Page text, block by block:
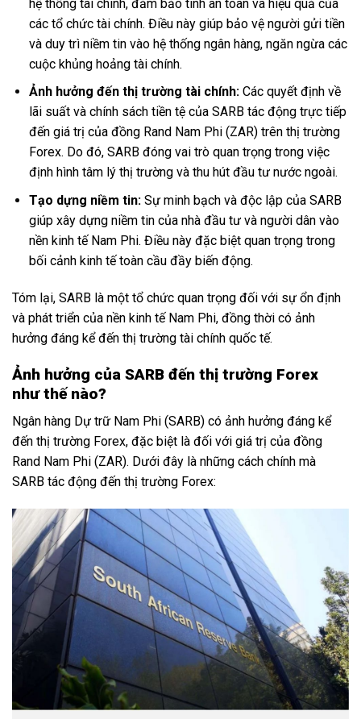
hệ thống tài chính, đảm bảo tính an toàn và hiệu quả của
các tổ chức tài chính. Điều này giúp bảo vệ người gửi tiền
và duy trì niềm tin vào hệ thống ngân hàng, ngăn ngừa các
cuộc khủng hoảng tài chính.
Ảnh hưởng đến thị trường tài chính: Các quyết định về
lãi suất và chính sách tiền tệ của SARB tác động trực tiếp
đến giá trị của đồng Rand Nam Phi (ZAR) trên thị trường
Forex. Do đó, SARB đóng vai trò quan trọng trong việc
định hình tâm lý thị trường và thu hút đầu tư nước ngoài.
Tạo dựng niềm tin: Sự minh bạch và độc lập của SARB
giúp xây dựng niềm tin của nhà đầu tư và người dân vào
nền kinh tế Nam Phi. Điều này đặc biệt quan trọng trong
bối cảnh kinh tế toàn cầu đầy biến động.
Tóm lại, SARB là một tổ chức quan trọng đối với sự ổn định
và phát triển của nền kinh tế Nam Phi, đồng thời có ảnh
hưởng đáng kể đến thị trường tài chính quốc tế.
Ảnh hưởng của SARB đến thị trường Forex
như thế nào?
Ngân hàng Dự trữ Nam Phi (SARB) có ảnh hưởng đáng kể
đến thị trường Forex, đặc biệt là đối với giá trị của đồng
Rand Nam Phi (ZAR). Dưới đây là những cách chính mà
SARB tác động đến thị trường Forex: